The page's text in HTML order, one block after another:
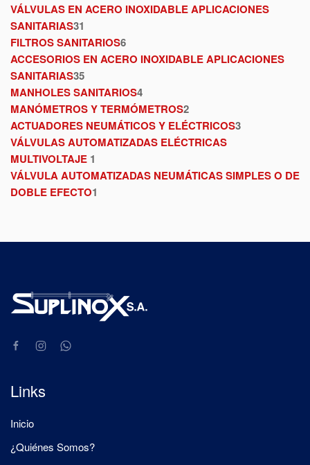
VÁLVULAS EN ACERO INOXIDABLE APLICACIONES
SANITARIAS31
FILTROS SANITARIOS6
ACCESORIOS EN ACERO INOXIDABLE APLICACIONES
SANITARIAS35
MANHOLES SANITARIOS4
MANÓMETROS Y TERMÓMETROS2
ACTUADORES NEUMÁTICOS Y ELÉCTRICOS3
VÁLVULAS AUTOMATIZADAS ELÉCTRICAS
MULTIVOLTAJE 1
VÁLVULA AUTOMATIZADAS NEUMÁTICAS SIMPLES O DE
DOBLE EFECTO1
Links
Inicio
¿Quiénes Somos?